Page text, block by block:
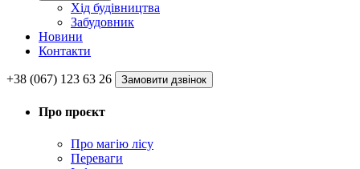
Хід будівництва
Забудовник
Новини
Контакти
+38 (067) 123 63 26 Замовити дзвінок
Про проєкт
Про магію ліcу
Переваги